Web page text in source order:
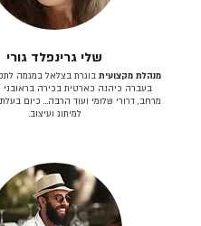
שלי גרינפלד גורי
מנהלת מקצועית בוגרת בצלאל במגמה
בעברה כיהנה כארטית בכירה בראובני
מרחב, דרורי שלומי ועוד הרבה… כיום
למיתוג ועיצוב.